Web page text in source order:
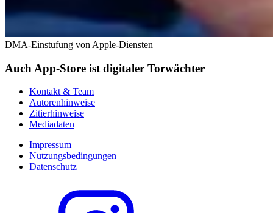
DMA-Einstufung von Apple-Diensten
Auch App-Store ist digitaler Torwächter
Kontakt & Team
Autorenhinweise
Zitierhinweise
Mediadaten
Impressum
Nutzungsbedingungen
Datenschutz